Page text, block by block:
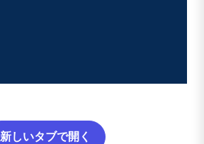
新しいタブで開く